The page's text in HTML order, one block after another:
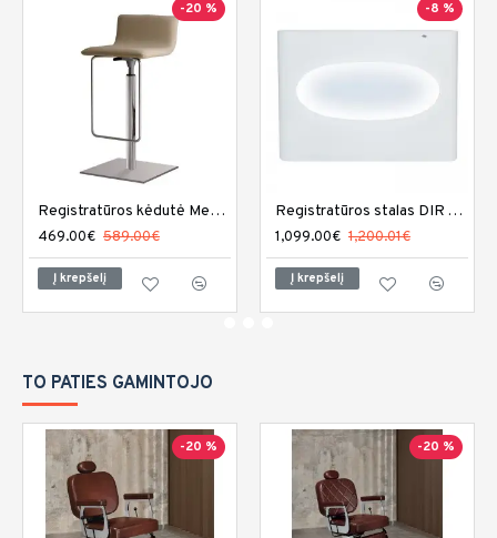
-20 %
Registratūros kėdutė Medical and Beauty Divine Reception
469.00€ 589.00€
Į krepšelį
-8 %
Registratūros stalas DIR Acquario su LED apšvietimu
1,099.00€ 1,200.01€
Į krepšelį
TO PATIES GAMINTOJO
-20 % -20 %